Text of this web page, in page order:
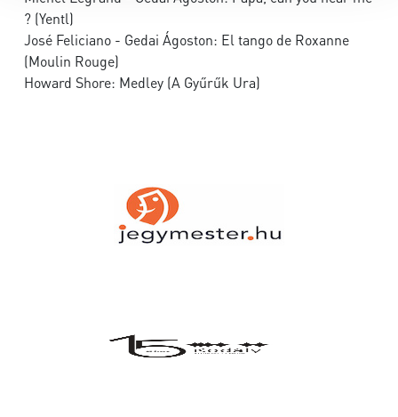
? (Yentl)
José Feliciano - Gedai Ágoston: El tango de Roxanne
(Moulin Rouge)
Howard Shore: Medley (A Gyűrűk Ura)